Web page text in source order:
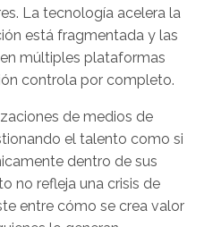
La tecnología acelera la
está fragmentada y las
múltiples plataformas
controla por completo.
de medios de
el talento como si
dentro de sus
no refleja una crisis de
entre cómo se crea valor